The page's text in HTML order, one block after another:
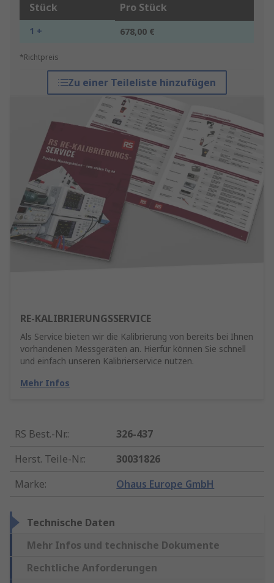
Stück Pro Stück
1 + 678,00 €
*Richtpreis
Zu einer Teileliste hinzufügen
RE-KALIBRIERUNGSSERVICE
Als Service bieten wir die Kalibrierung von bereits bei Ihnen
vorhandenen Messgeräten an. Hierfür können Sie schnell
und einfach unseren Kalibrierservice nutzen.
Mehr Infos
RS Best.-Nr.:
326-437
Herst. Teile-Nr.:
30031826
Marke: Ohaus Europe GmbH
Technische Daten
Mehr Infos und technische Dokumente
Rechtliche Anforderungen